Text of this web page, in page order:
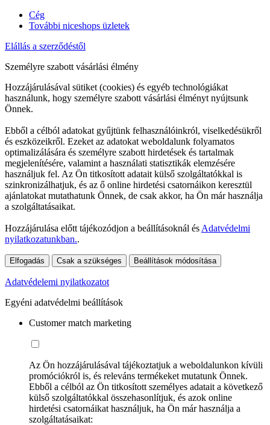
Cég
További niceshops üzletek
Elállás a szerződéstől
Személyre szabott vásárlási élmény
Hozzájárulásával sütiket (cookies) és egyéb technológiákat
használunk, hogy személyre szabott vásárlási élményt nyújtsunk
Önnek.
Ebből a célból adatokat gyűjtünk felhasználóinkról, viselkedésükről
és eszközeikről. Ezeket az adatokat weboldalunk folyamatos
optimalizálására és személyre szabott hirdetések és tartalmak
megjelenítésére, valamint a használati statisztikák elemzésére
használjuk fel. Az Ön titkosított adatait külső szolgáltatókkal is
szinkronizálhatjuk, és az ő online hirdetési csatornáikon keresztül
ajánlatokat mutathatunk Önnek, de csak akkor, ha Ön már használja
a szolgáltatásaikat.
Hozzájárulása előtt tájékozódjon a beállításoknál és Adatvédelmi
nyilatkozatunkban..
Elfogadás Csak a szükséges Beállítások módosítása
Adatvédelemi nyilatkozatot
Egyéni adatvédelmi beállítások
Customer match marketing
Az Ön hozzájárulásával tájékoztatjuk a weboldalunkon kívüli
promóciókról is, és releváns termékeket mutatunk Önnek.
Ebből a célból az Ön titkosított személyes adatait a következő
külső szolgáltatókkal összehasonlítjuk, és azok online
hirdetési csatornáikat használjuk, ha Ön már használja a
szolgáltatásaikat: